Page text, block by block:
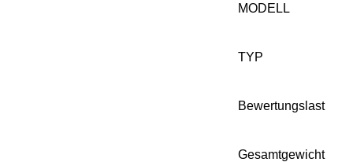
MODELL
TYP
Bewertungslast
Gesamtgewicht